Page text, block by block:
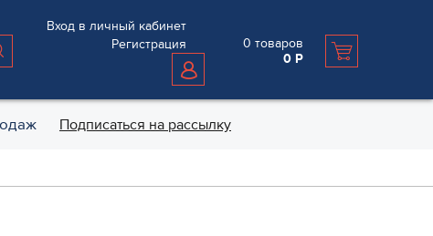
Вход в личный кабинет
Регистрация
0 товаров
0 Р
Подписаться на рассылку